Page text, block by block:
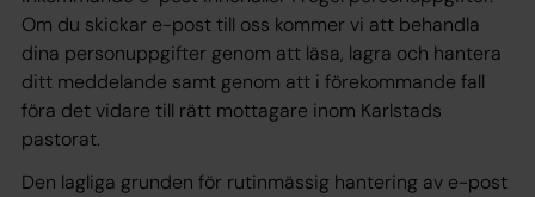
Om du skickar e-post till oss kommer vi att behandla
dina personuppgifter genom att läsa, lagra och hantera
ditt meddelande samt genom att i förekommande fall
föra det vidare till rätt mottagare inom Karlstads
pastorat.
Den lagliga grunden för rutinmässig hantering av e-post